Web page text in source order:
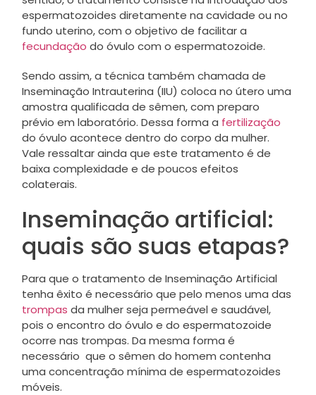
espermatozoides diretamente na cavidade ou no
fundo uterino, com o objetivo de facilitar a
fecundação do óvulo com o espermatozoide.
Sendo assim, a técnica também chamada de
Inseminação Intrauterina (IIU) coloca no útero uma
amostra qualificada de sêmen, com preparo
prévio em laboratório. Dessa forma a fertilização
do óvulo acontece dentro do corpo da mulher.
Vale ressaltar ainda que este tratamento é de
baixa complexidade e de poucos efeitos
colaterais.
Inseminação artificial:
quais são suas etapas?
Para que o tratamento de Inseminação Artificial
tenha êxito é necessário que pelo menos uma das
trompas da mulher seja permeável e saudável,
pois o encontro do óvulo e do espermatozoide
ocorre nas trompas. Da mesma forma é
necessário que o sêmen do homem contenha
uma concentração mínima de espermatozoides
móveis.